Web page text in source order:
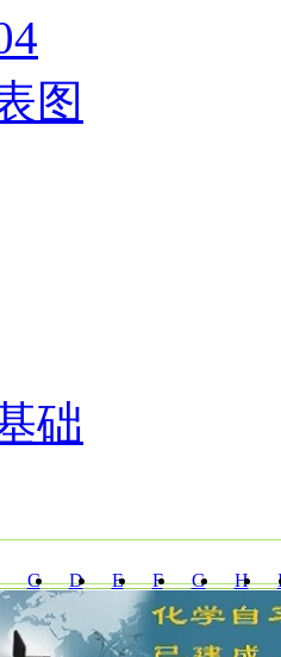
图
础
C D E F G H
Y